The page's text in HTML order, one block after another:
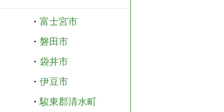
・ 富士宮市
・ 磐田市
・ 袋井市
・ 伊豆市
・ 駿東郡清水町